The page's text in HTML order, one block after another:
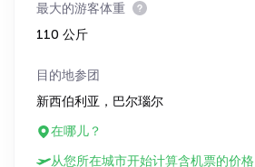
最大的游客体重
110 公斤
目的地参团
新西伯利亚，巴尔瑙尔
在哪儿？
从您所在城市开始计算含机票的价格